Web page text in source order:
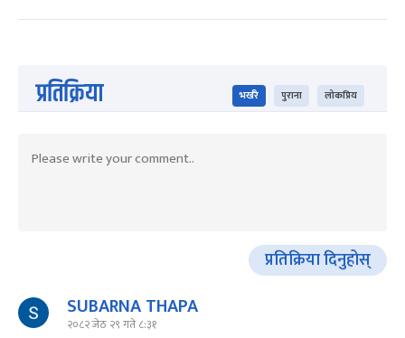
प्रतिक्रिया भर्खरै पुराना लोकप्रिय
प्रतिक्रिया दिनुहोस्
SUBARNA THAPA
२०८२ जेठ २९ गते ८:३१